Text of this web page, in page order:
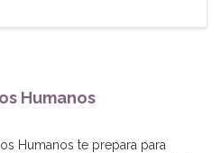
Humanos
Humanos te prepara para